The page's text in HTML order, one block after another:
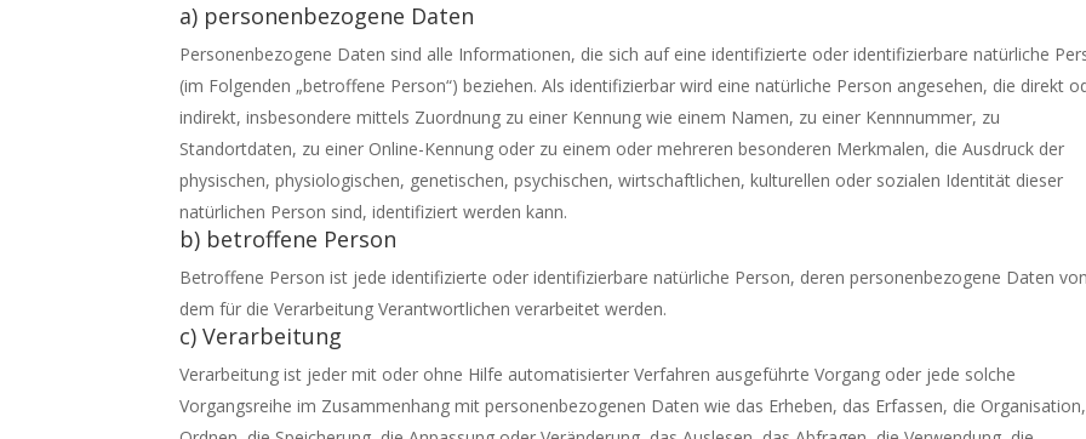
a) personenbezogene Daten
Personenbezogene Daten sind alle Informationen, die sich auf eine identifizierte oder identifizierbare natürliche
(im Folgenden „betroffene Person“) beziehen. Als identifizierbar wird eine natürliche Person angesehen, die direkt
indirekt, insbesondere mittels Zuordnung zu einer Kennung wie einem Namen, zu einer Kennnummer, zu
Standortdaten, zu einer Online-Kennung oder zu einem oder mehreren besonderen Merkmalen, die Ausdruck der
physischen, physiologischen, genetischen, psychischen, wirtschaftlichen, kulturellen oder sozialen Identität dieser
natürlichen Person sind, identifiziert werden kann.
b) betroffene Person
Betroffene Person ist jede identifizierte oder identifizierbare natürliche Person, deren personenbezogene Daten von
dem für die Verarbeitung Verantwortlichen verarbeitet werden.
c) Verarbeitung
Verarbeitung ist jeder mit oder ohne Hilfe automatisierter Verfahren ausgeführte Vorgang oder jede solche
Vorgangsreihe im Zusammenhang mit personenbezogenen Daten wie das Erheben, das Erfassen, die